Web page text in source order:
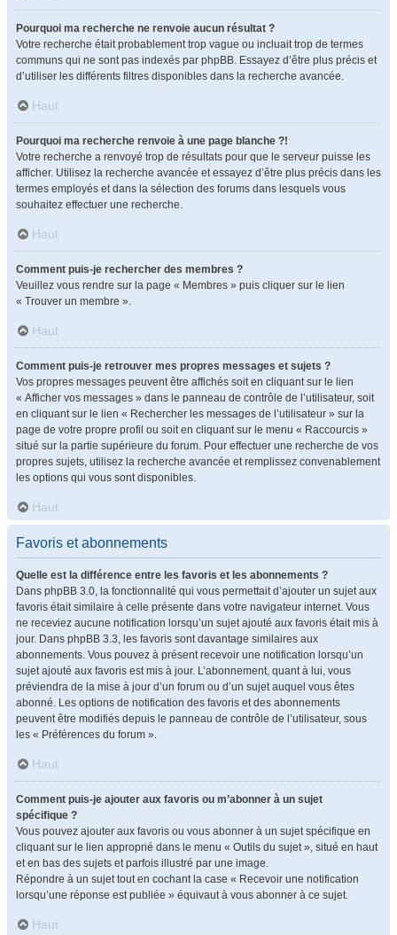
Pourquoi ma recherche ne renvoie aucun résultat ?
Votre recherche était probablement trop vague ou incluait trop de termes
communs qui ne sont pas indexés par phpBB. Essayez d’être plus précis et
d’utiliser les différents filtres disponibles dans la recherche avancée.
Haut
Pourquoi ma recherche renvoie à une page blanche ?!
Votre recherche a renvoyé trop de résultats pour que le serveur puisse les
afficher. Utilisez la recherche avancée et essayez d’être plus précis dans les
termes employés et dans la sélection des forums dans lesquels vous
souhaitez effectuer une recherche.
Haut
Comment puis-je rechercher des membres ?
Veuillez vous rendre sur la page « Membres » puis cliquer sur le lien
« Trouver un membre ».
Haut
Comment puis-je retrouver mes propres messages et sujets ?
Vos propres messages peuvent être affichés soit en cliquant sur le lien
« Afficher vos messages » dans le panneau de contrôle de l’utilisateur, soit
en cliquant sur le lien « Rechercher les messages de l’utilisateur » sur la
page de votre propre profil ou soit en cliquant sur le menu « Raccourcis »
situé sur la partie supérieure du forum. Pour effectuer une recherche de vos
propres sujets, utilisez la recherche avancée et remplissez convenablement
les options qui vous sont disponibles.
Haut
Favoris et abonnements
Quelle est la différence entre les favoris et les abonnements ?
Dans phpBB 3.0, la fonctionnalité qui vous permettait d’ajouter un sujet aux
favoris était similaire à celle présente dans votre navigateur internet. Vous
ne receviez aucune notification lorsqu’un sujet ajouté aux favoris était mis à
jour. Dans phpBB 3.3, les favoris sont davantage similaires aux
abonnements. Vous pouvez à présent recevoir une notification lorsqu’un
sujet ajouté aux favoris est mis à jour. L’abonnement, quant à lui, vous
préviendra de la mise à jour d’un forum ou d’un sujet auquel vous êtes
abonné. Les options de notification des favoris et des abonnements
peuvent être modifiés depuis le panneau de contrôle de l’utilisateur, sous
les « Préférences du forum ».
Haut
Comment puis-je ajouter aux favoris ou m’abonner à un sujet
spécifique ?
Vous pouvez ajouter aux favoris ou vous abonner à un sujet spécifique en
cliquant sur le lien approprié dans le menu « Outils du sujet », situé en haut
et en bas des sujets et parfois illustré par une image.
Répondre à un sujet tout en cochant la case « Recevoir une notification
lorsqu’une réponse est publiée » équivaut à vous abonner à ce sujet.
Haut